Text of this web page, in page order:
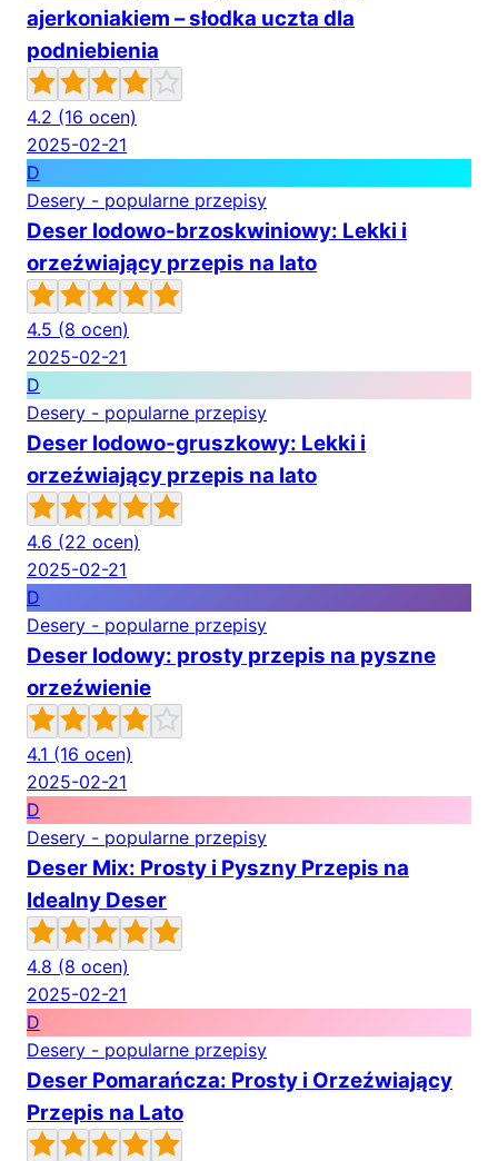
ajerkoniakiem – słodka uczta dla
podniebienia
4.2 (16 ocen)
2025-02-21
D
Desery - popularne przepisy
Deser lodowo-brzoskwiniowy: Lekki i
orzeźwiający przepis na lato
4.5 (8 ocen)
2025-02-21
D
Desery - popularne przepisy
Deser lodowo-gruszkowy: Lekki i
orzeźwiający przepis na lato
4.6 (22 ocen)
2025-02-21
D
Desery - popularne przepisy
Deser lodowy: prosty przepis na pyszne
orzeźwienie
4.1 (16 ocen)
2025-02-21
D
Desery - popularne przepisy
Deser Mix: Prosty i Pyszny Przepis na
Idealny Deser
4.8 (8 ocen)
2025-02-21
D
Desery - popularne przepisy
Deser Pomarańcza: Prosty i Orzeźwiający
Przepis na Lato